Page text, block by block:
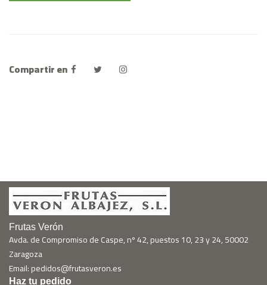
Compartir en
Frutas Verón
Avda. de Compromiso de Caspe, nº 42, puestos 10, 23 y 24, 50002
Zaragoza
Email: pedidos@frutasveron.es
Haz tu pedido